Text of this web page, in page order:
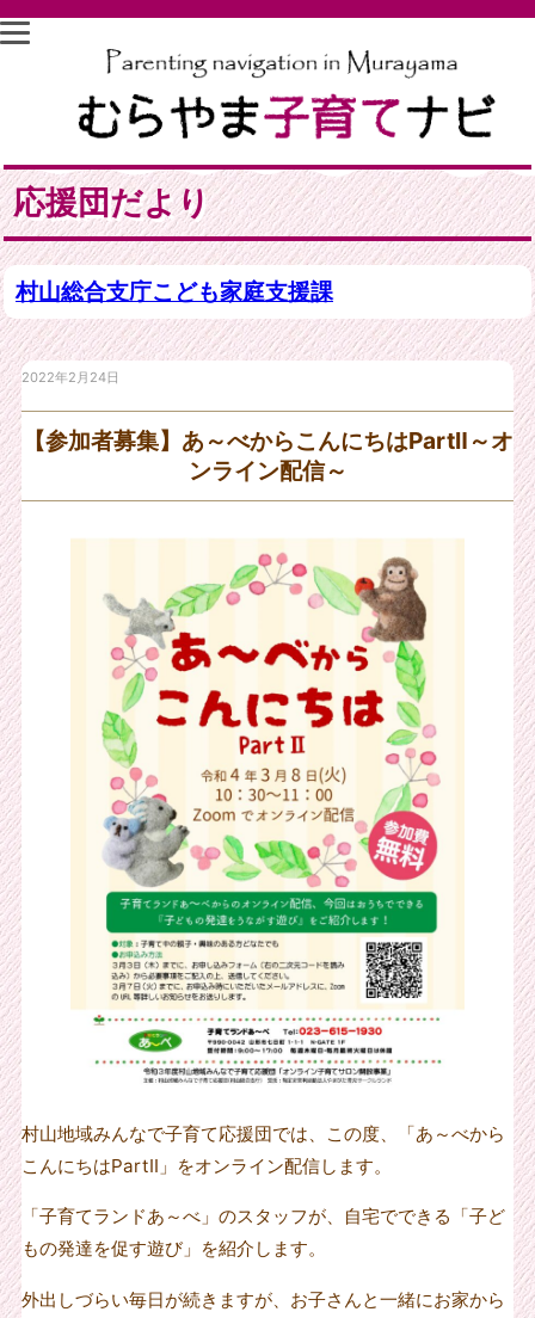
応援団だより
村山総合支庁こども家庭支援課
2022年2月24日
【参加者募集】あ～べからこんにちはPartⅡ～オ
ンライン配信～
村山地域みんなで子育て応援団では、この度、「あ～べから
こんにちはPartⅡ」をオンライン配信します。
「子育てランドあ～べ」のスタッフが、自宅でできる「子ど
もの発達を促す遊び」を紹介します。
外出しづらい毎日が続きますが、お子さんと一緒にお家から